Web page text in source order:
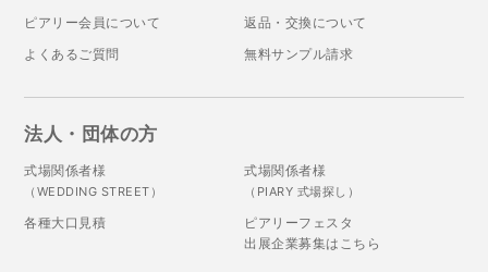
ピアリー会員について
返品・交換について
よくあるご質問
無料サンプル請求
法人・団体の方
式場関係者様
（WEDDING STREET）
式場関係者様
（PIARY 式場探し）
各種大口見積
ピアリーフェスタ
出展企業募集はこちら